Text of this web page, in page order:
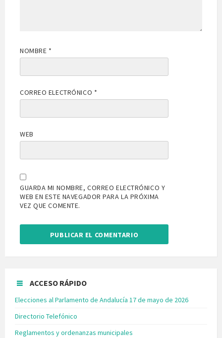
NOMBRE *
CORREO ELECTRÓNICO *
WEB
GUARDA MI NOMBRE, CORREO ELECTRÓNICO Y
WEB EN ESTE NAVEGADOR PARA LA PRÓXIMA
VEZ QUE COMENTE.
ACCESO RÁPIDO
Elecciones al Parlamento de Andalucía 17 de mayo de 2026
Directorio Telefónico
Reglamentos y ordenanzas municipales